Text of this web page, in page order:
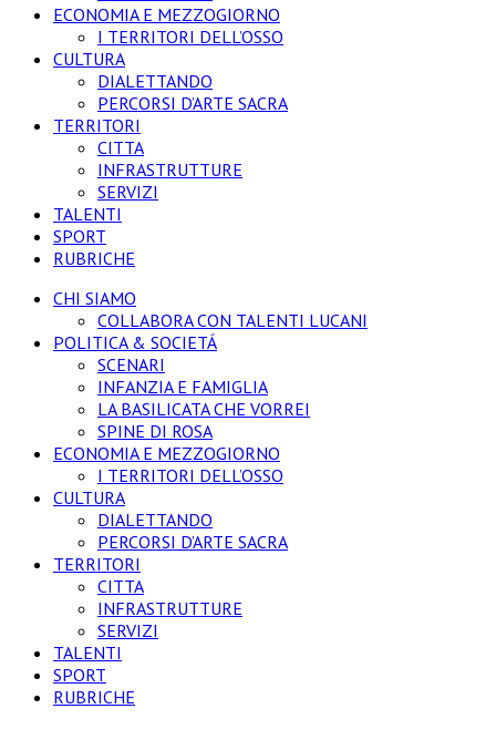
ECONOMIA E MEZZOGIORNO
I TERRITORI DELL’OSSO
CULTURA
DIALETTANDO
PERCORSI D’ARTE SACRA
TERRITORI
CITTA
INFRASTRUTTURE
SERVIZI
TALENTI
SPORT
RUBRICHE
CHI SIAMO
COLLABORA CON TALENTI LUCANI
POLITICA & SOCIETÁ
SCENARI
INFANZIA E FAMIGLIA
LA BASILICATA CHE VORREI
SPINE DI ROSA
ECONOMIA E MEZZOGIORNO
I TERRITORI DELL’OSSO
CULTURA
DIALETTANDO
PERCORSI D’ARTE SACRA
TERRITORI
CITTA
INFRASTRUTTURE
SERVIZI
TALENTI
SPORT
RUBRICHE